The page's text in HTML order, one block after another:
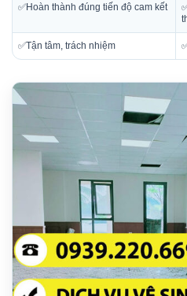
✅Hoàn thành đúng tiến độ cam kết
✅Tận tâm, trách nhiệm